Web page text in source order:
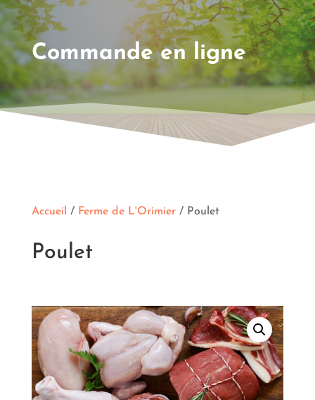
Commande en ligne
Accueil / Ferme de L'Orimier/ Poulet
Poulet